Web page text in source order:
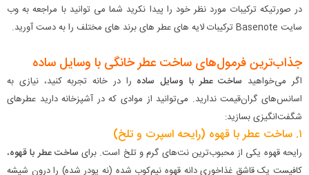
در صورتیکه ترکیبات مورد نظر خود را پیدا نکرید شما می توانید با مراجعه به وب
سایت Basenote ترکیبات لایه های عطر های برند های مختلف را به دست آورید.
جذاب‌ترین فرمول‌های ساخت عطر خانگی با وسایل ساده
اگر می‌خواهید ساخت عطر با وسایل ساده را در خانه تجربه کنید، نیازی به
اسانس‌های گران‌قیمت ندارید. می‌توانید از موادی که در آشپزخانه دارید عطرهای
شگفت‌انگیزی بسازید:
۱. ساخت عطر با قهوه (رایحه اسپرت و تلخ)
رایحه قهوه یکی از محبوب‌ترین نت‌های گرم و تلخ است. برای ساخت عطر با قهوه،
کافیست یک قاشق غذاخوری دانه قهوه نیم‌کوب شده (نه پودر شده) را درون شیشه